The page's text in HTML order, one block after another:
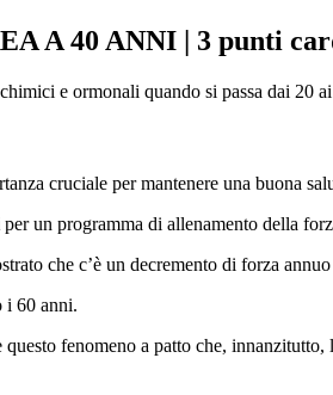
A 40 ANNI | 3 punti
e ormonali quando si passa dai 20
cruciale per mantenere una buona
per un programma di allenamento della
che c’è un decremento di forza annuo
i 60 anni.
questo fenomeno a patto che,